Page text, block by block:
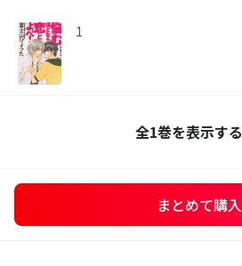
1
全1巻を表示する
まとめて購入